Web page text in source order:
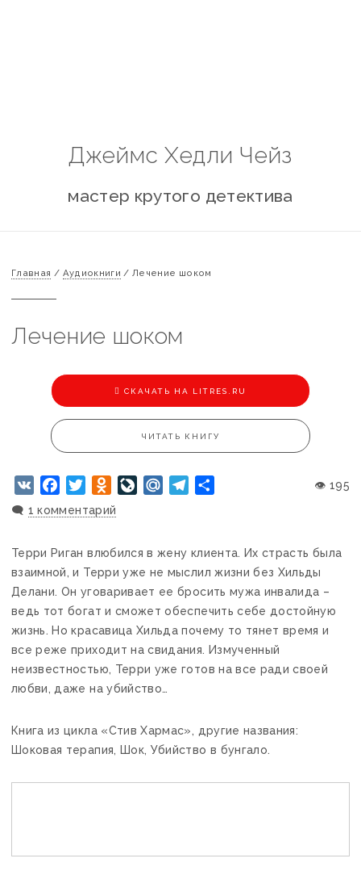
Джеймс Хедли Чейз
мастер крутого детектива
Главная / Аудиокниги /Лечение шоком
Лечение шоком
CКАЧАТЬ НА LITRES.RU
ЧИТАТЬ КНИГУ
VK Facebook
TwitterOdnoklassniki
LiveJournal
Mail.RuTelegram
👁 195
🗨️ 1 комментарий
Терри Риган влюбился в жену клиента. Их страсть была
взаимной, и Терри уже не мыслил жизни без Хильды
Делани. Он уговаривает ее бросить мужа инвалида –
ведь тот богат и сможет обеспечить себе достойную
жизнь. Но красавица Хильда почему то тянет время и
все реже приходит на свидания. Измученный
неизвестностью, Терри уже готов на все ради своей
любви, даже на убийство…
Книга из цикла «Стив Хармас», другие названия:
Шоковая терапия, Шок, Убийство в бунгало.